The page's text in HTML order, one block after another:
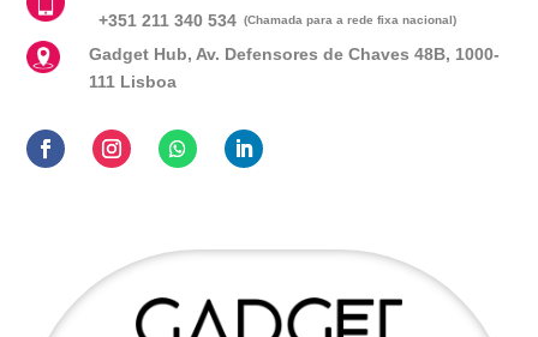
+351 211 340 534 (Chamada para a rede fixa nacional)
Gadget Hub, Av. Defensores de Chaves 48B, 1000-
111 Lisboa